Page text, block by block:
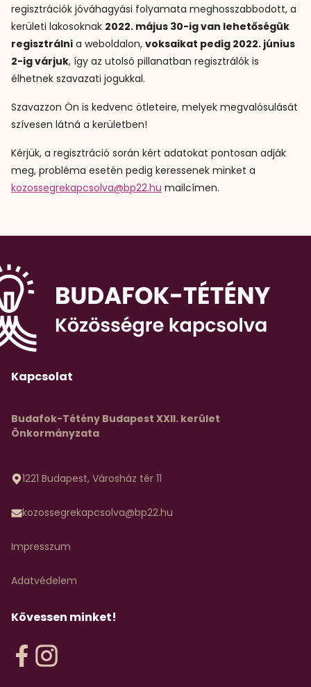
regisztrációk jóváhagyási folyamata meghosszabbodott, a
kerületi lakosoknak 2022. május 30-ig van lehetőségük
regisztrálni a weboldalon, voksaikat pedig 2022. június
2-ig várjuk, így az utolsó pillanatban regisztrálók is
élhetnek szavazati jogukkal.
Szavazzon Ön is kedvenc ötleteire, melyek megvalósulását
szívesen látná a kerületben!
Kérjük, a regisztráció során kért adatokat pontosan adják
meg, probléma esetén pedig keressenek minket a
kozossegrekapcsolva@bp22.hu mailcímen.
Kapcsolat
Budafok-Tétény Budapest XXII. kerület
Önkormányzata
1221 Budapest, Városház tér 11
kozossegrekapcsolva@bp22.hu
Impresszum
Adatvédelem
Kövessen minket!